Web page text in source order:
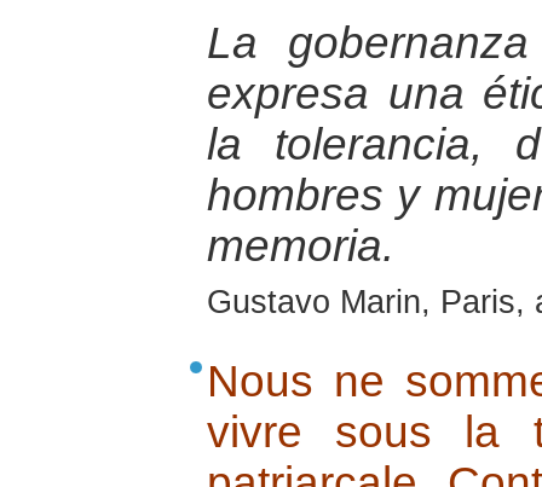
La
expresa una
la tolerancia,
hombres y
memoria.
Gustavo Marin, Paris,
Nous ne
vivre sous la